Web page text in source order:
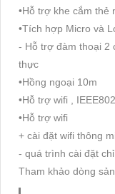
•Hỗ trợ khe cắm thẻ
•Tích hợp Micro và
- Hỗ trợ đàm thoại 2
thực
•Hồng ngoại 10m
•Hỗ trợ wifi ,
•Hỗ trợ wifi
+ cài đặt wifi thông
- quá trình cài đặt
Tham khảo dòng